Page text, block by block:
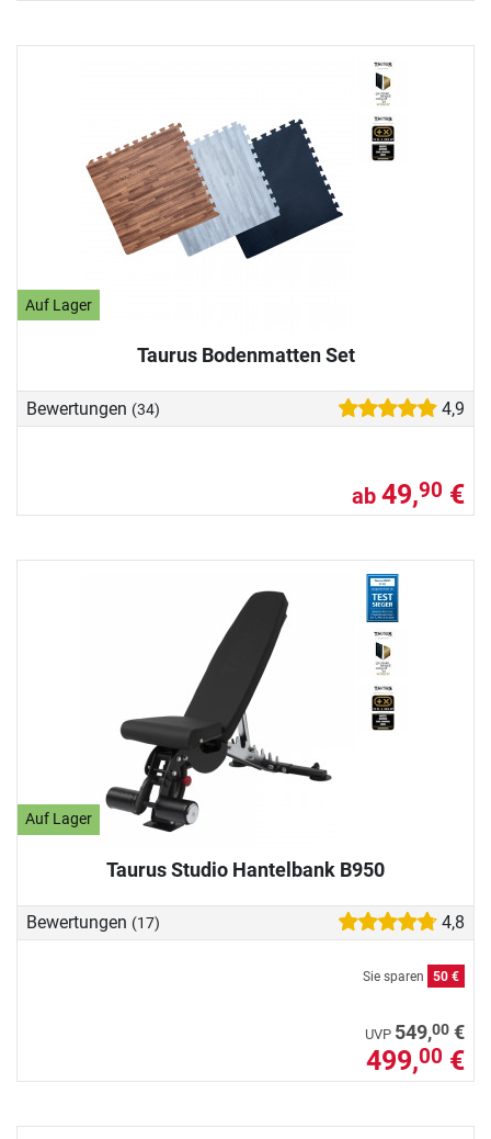
Auf Lager
Taurus Bodenmatten Set
Bewertungen (34) 4,9
ab 49,90 €
Auf Lager
Taurus Studio Hantelbank B950
Bewertungen (17) 4,8
Sie sparen 50 €
UVP 549,00 €
499,00 €